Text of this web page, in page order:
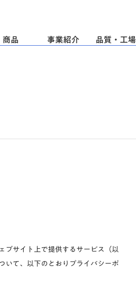
商品 事業紹介 品質・工場
ブサイト上で提供するサービス（以
いて、以下のとおりプライバシーポ